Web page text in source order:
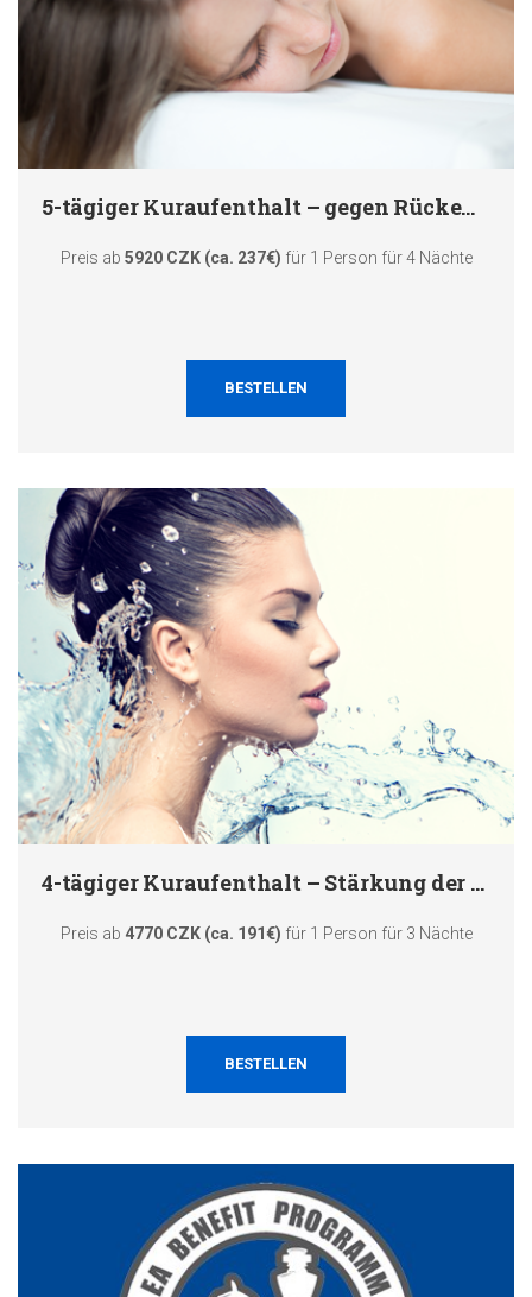
5-tägiger Kuraufenthalt – gegen Rückenschmerzen
Preis ab 5920 CZK (ca. 237€) für 1 Person für 4 Nächte
BESTELLEN
4-tägiger Kuraufenthalt – Stärkung der Immunität
Preis ab 4770 CZK (ca. 191€) für 1 Person für 3 Nächte
BESTELLEN